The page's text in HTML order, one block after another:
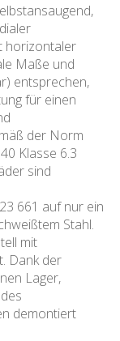
horizontaler
Maße und
entsprechen,
für einen
der Norm
Klasse 6.3
sind
661 auf nur ein
Stahl.
mit
Dank der
Lager,
demontiert